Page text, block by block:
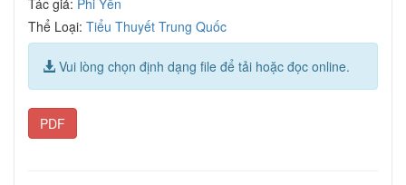
Thể Loại: Tiểu Thuyết Trung Quốc
Vui lòng chọn định dạng file để tải hoặc đọc online.
PDF